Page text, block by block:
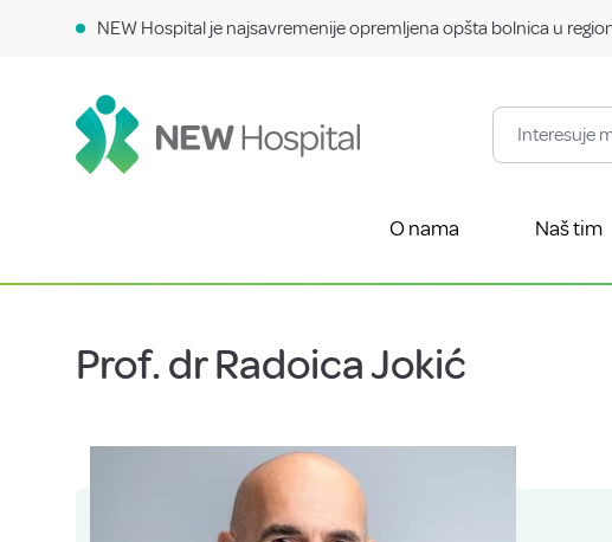
NEW Hospital je najsavremenije opremljena opšta bolnica u
O nama Naš tim
Prof. dr Radoica Jokić